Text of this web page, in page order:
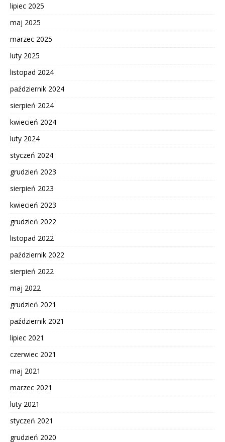
lipiec 2025
maj 2025
marzec 2025
luty 2025
listopad 2024
październik 2024
sierpień 2024
kwiecień 2024
luty 2024
styczeń 2024
grudzień 2023
sierpień 2023
kwiecień 2023
grudzień 2022
listopad 2022
październik 2022
sierpień 2022
maj 2022
grudzień 2021
październik 2021
lipiec 2021
czerwiec 2021
maj 2021
marzec 2021
luty 2021
styczeń 2021
grudzień 2020